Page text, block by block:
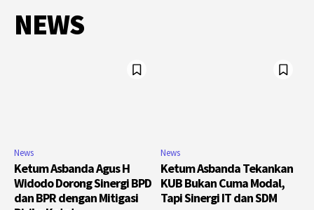
NEWS
News
Ketum Asbanda Agus H
Widodo Dorong Sinergi BPD
dan BPR dengan Mitigasi
News
Ketum Asbanda Tekankan
KUB Bukan Cuma Modal,
Tapi Sinergi IT dan SDM